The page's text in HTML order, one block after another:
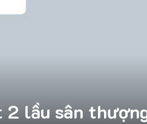
2 lầu sân